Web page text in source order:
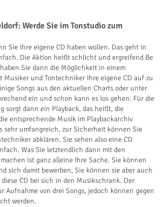
Werde Sie im Tonstudio zum
Sie Ihre eigene CD haben wollen. Das geht in
Die Aktion heißt schlicht und ergreifend Be
Sie dann die Möglichkeit in einem
Musiker und Tontechniker Ihre eigene CD auf zu
Songs aus den aktuellen Charts oder unter
ein und schon kann es los gehen. Für die
sorgt dann ein Playback, das heißt, die
entsprechende Musik im Playbackarchiv
sehr umfangreich, zur Sicherheit können Sie
abklären. Sie sehen also eine CD
Was Sie letztendlich dann mit den
ist ganz alleine Ihre Sache. Sie können
sich damit bewerben, Sie können sie aber auch
CD bei sich in den Musikschrank. Der
Aufnahme von drei Songs, jedoch können gegen
werden.